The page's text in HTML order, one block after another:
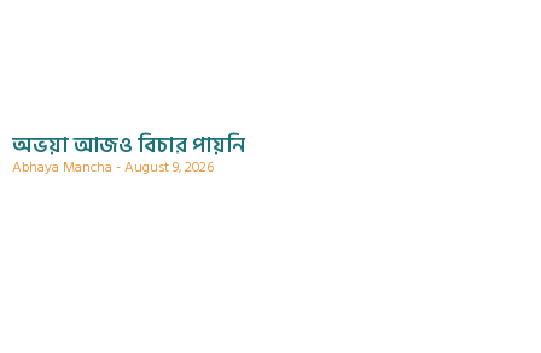
অভয়া আজও বিচার পায়নি
Abhaya Mancha August 9, 2026